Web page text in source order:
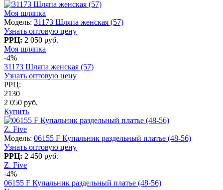
Моя шляпка
Модель: 31173 Шляпа женская (57)
Узнать оптовую цену
РРЦ: 2 050 руб.
Моя шляпка
-4%
31173 Шляпа женская (57)
Узнать оптовую цену
РРЦ:
2130
2 050 руб.
Купить
Z. Five
Модель: 06155 F Купальник раздельный платье (48-56)
Узнать оптовую цену
РРЦ: 2 450 руб.
Z. Five
-4%
06155 F Купальник раздельный платье (48-56)